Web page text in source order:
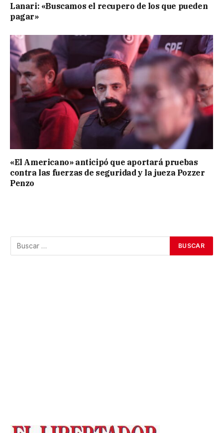
Lanari: «Buscamos el recupero de los que pueden
pagar»
«El Americano» anticipó que aportará pruebas
contra las fuerzas de seguridad y la jueza Pozzer
Penzo